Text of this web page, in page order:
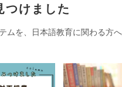
つけました
ムを、日本語教育に関わる方